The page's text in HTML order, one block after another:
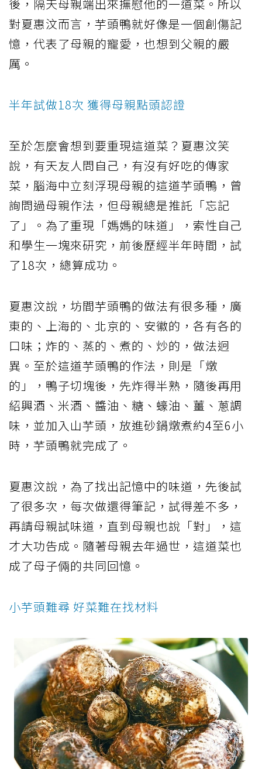
後，隔天母親端出來撫慰他的一道菜。所以
對夏惠汶而言，芋頭鴨就好像是一個創傷記
憶，代表了母親的寵愛，也想到父親的嚴
厲。
半年試做18次 獲得母親點頭認證
至於怎麼會想到要重現這道菜？夏惠汶笑
說，有天友人問自己，有沒有好吃的傳家
菜，腦海中立刻浮現母親的這道芋頭鴨，曾
詢問過母親作法，但母親總是推託「忘記
了」。為了重現「媽媽的味道」，索性自己
和學生一塊來研究，前後歷經半年時間，試
了18次，總算成功。
夏惠汶說，坊間芋頭鴨的做法有很多種，廣
東的、上海的、北京的、安徽的，各有各的
口味；炸的、蒸的、煮的、炒的，做法迥
異。至於這道芋頭鴨的作法，則是「燉
的」，鴨子切塊後，先炸得半熟，隨後再用
紹興酒、米酒、醬油、糖、蠔油、薑、蔥調
味，並加入山芋頭，放進砂鍋燉煮約4至6小
時，芋頭鴨就完成了。
夏惠汶說，為了找出記憶中的味道，先後試
了很多次，每次做還得筆記，試得差不多，
再請母親試味道，直到母親也說「對」，這
才大功告成。隨著母親去年過世，這道菜也
成了母子倆的共同回憶。
小芋頭難尋 好菜難在找材料